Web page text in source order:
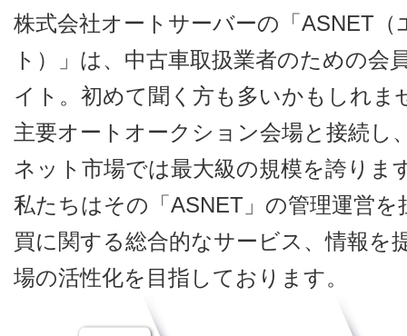
株式会社オートサーバーの「ASNET（
ト）」は、中古車取扱業者のための会
イト。初めて聞く方も多いかもしれま
主要オートオークション会場と接続し
ネット市場では最大級の規模を誇りま
私たちはその「ASNET」の管理運営を
買に関する総合的なサービス、情報を
場の活性化を目指しております。